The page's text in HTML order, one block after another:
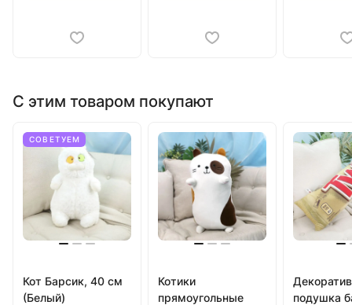
С этим товаром покупают
СОВЕТУЕМ
Кот Барсик, 40 см
(Белый)
Котики
прямоугольные
подушка